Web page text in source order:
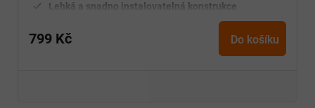
Lehká a snadno instalovatelná konstrukce
799 Kč Do košíku